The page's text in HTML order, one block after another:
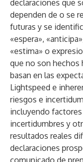
declaraciones que
dependen de o se
futuras y se
«espera»,
«estima» o
que no son hechos
basan en las
Lightspeed e
riesgos e
incluyendo
incertidumbres y
resultados reales
declaraciones
comunicado de